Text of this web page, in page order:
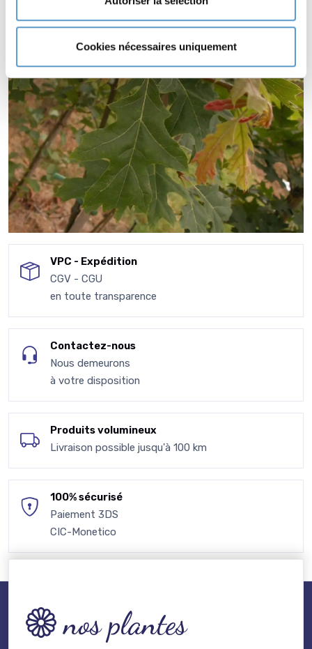
Cookies nécessaires uniquement
VPC - Expédition
CGV - CGU
en toute transparence
Contactez-nous
Nous demeurons
à votre disposition
Produits volumineux
Livraison possible jusqu'à 100 km
100% sécurisé
Paiement 3DS
CIC-Monetico
nos plantes